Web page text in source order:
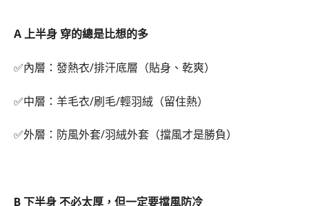
A 上半身 穿的總是比想的多
✅內層：發熱衣/排汗底層（貼身、乾爽）
✅中層：羊毛衣/刷毛/輕羽絨（留住熱）
✅外層：防風外套/羽絨外套（擋風才是勝負）
B 下半身 不必太厚，但一定要擋風防冷